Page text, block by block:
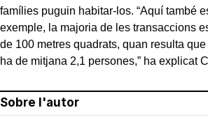
famílies puguin habitar-los. “Aquí també
exemple, la majoria de les transaccions
de 100 metres quadrats, quan resulta
ha de mitjana 2,1 persones,” ha explicat
Sobre l'autor